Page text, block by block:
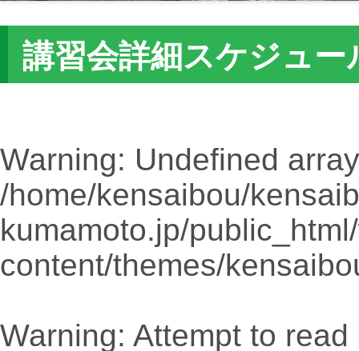
講習会詳細スケジュー
Warning: Undefined
/home/kensaibou/
kumamoto.jp/
content/themes/
Warning: Attempt to